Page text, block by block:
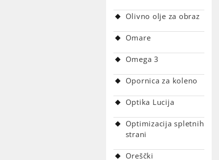
Olivno olje za obraz
Omare
Omega 3
Opornica za koleno
Optika Lucija
Optimizacija spletnih
strani
Oreščki